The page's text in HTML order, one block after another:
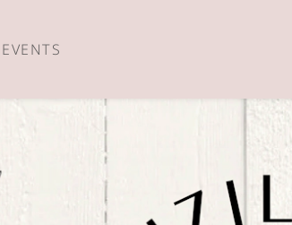
EVENTS